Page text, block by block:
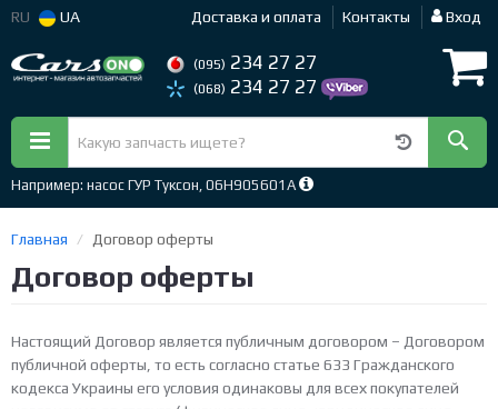
RU UA Доставка и оплата Контакты Вход
(095) 234 27 27
(068) 234 27 27
Например: насос ГУР Туксон, 06H905601A
Главная Договор оферты
Договор оферты
Настоящий Договор является публичным договором – Договором
публичной оферты, то есть согласно статье 633 Гражданского
кодекса Украины его условия одинаковы для всех покупателей